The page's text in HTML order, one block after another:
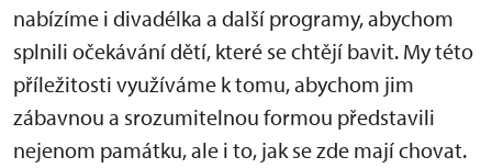
nabízíme i divadélka a další programy, abychom
splnili očekávání dětí, které se chtějí bavit. My této
příležitosti využíváme k tomu, abychom jim
zábavnou a srozumitelnou formou představili
nejenom památku, ale i to, jak se zde mají chovat.